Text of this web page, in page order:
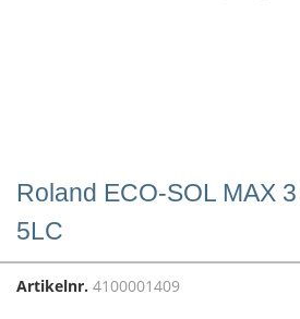
Roland ECO-SOL MAX
5LC
Artikelnr. 4100001409